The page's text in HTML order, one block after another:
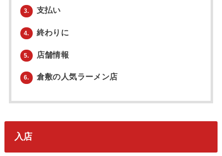
3. 支払い
4. 終わりに
5. 店舗情報
6. 倉敷の人気ラーメン店
入店